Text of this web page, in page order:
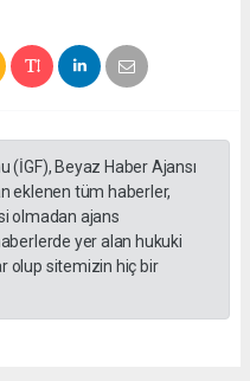
Beyaz Haber Ajansı
eklenen tüm haberler,
olmadan ajans
yer alan hukuki
olup sitemizin hiç bir